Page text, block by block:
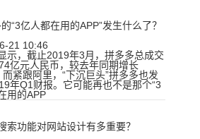
“3亿人都在用的APP”发生什么了？
21 10:46
示，截止2019年3月，拼多多总成交
亿元人民币，较去年同期增长
而紧跟阿里，“下沉巨头”拼多多也发
年Q1财报。它可能再也不是那个“3
用的APP
索功能对网站设计有多重要？